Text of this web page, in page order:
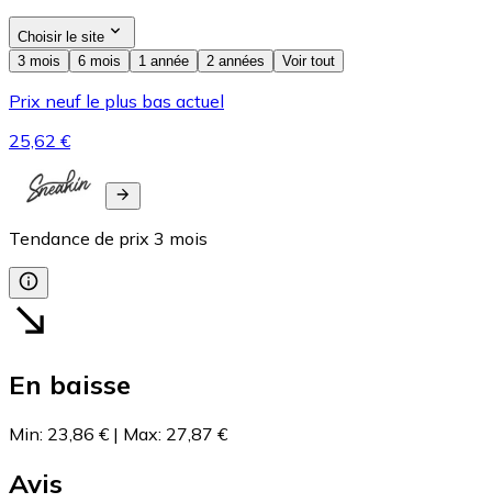
Choisir le site
3 mois
6 mois 1 année 2 années Voir tout
Prix neuf le plus bas actuel
25,62 €
Tendance de prix 3 mois
En baisse
Min: 23,86 € | Max: 27,87 €
Avis